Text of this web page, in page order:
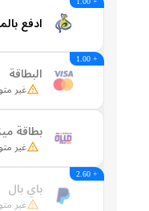
ادفع بالمساري
البطاقة
غير متوفر حالياً
بطاقة ميزة
غير متوفر حالياً
باي بال
غير متوفر حالياً